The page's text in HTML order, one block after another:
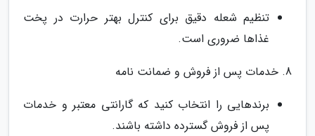
تنظیم شعله دقیق برای کنترل بهتر حرارت در پخت
غذاها ضروری است.
8. خدمات پس از فروش و ضمانت نامه
برندهایی را انتخاب کنید که گارانتی معتبر و خدمات
پس از فروش گسترده داشته باشند.